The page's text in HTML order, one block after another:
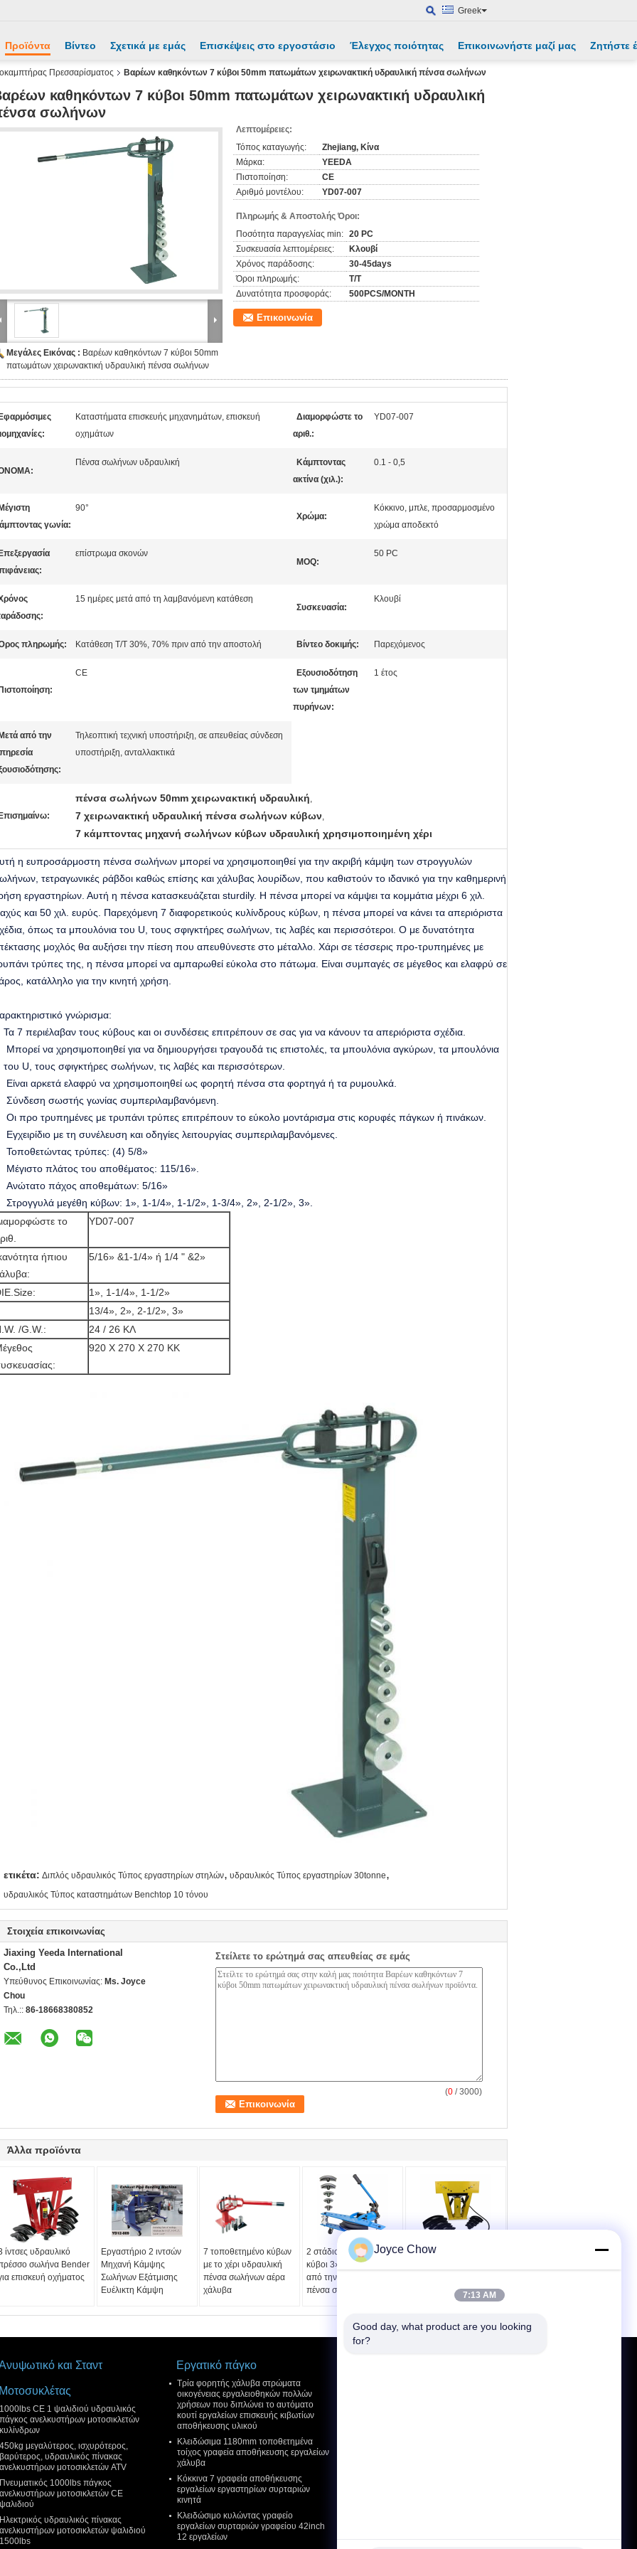
Greek
Προϊόντα Βίντεο Σχετικά με εμάς Επισκέψεις στο εργοστάσιο Έλεγχος ποιότητας Επικοινωνήστε μαζί μας Ζητήστε
Πρεσσαρίσματος Βαρέων καθηκόντων 7 κύβοι 50mm πατωμάτων χειρωνακτική υδραυλική πένσα σωλήνων
καθηκόντων 7 κύβοι 50mm πατωμάτων χειρωνακτική υδραυλική
σωλήνων
Μεγάλες Εικόνας : Βαρέων καθηκόντων 7 κύβοι 50mm
πατωμάτων χειρωνακτική υδραυλική πένσα σωλήνων
Λεπτομέρειες:
Τόπος καταγωγής:
Zhejiang, Κίνα
Μάρκα:
YEEDA
Πιστοποίηση:
CE
Αριθμό μοντέλου:
YD07-007
Πληρωμής & Αποστολής Όροι:
Ποσότητα παραγγελίας min: 20 PC
Συσκευασία λεπτομέρειες:
Κλουβί
Χρόνος παράδοσης:
30-45days
Όροι πληρωμής:
T/T
Δυνατότητα προσφοράς:
500PCS/MONTH
Επικοινωνία
Εφαρμόσιμες
Καταστήματα επισκευής μηχανημάτων, επισκευή
οχημάτων
Διαμορφώστε το
αριθ.:
YD07-007
Πένσα σωλήνων υδραυλική
Κάμπτοντας
ακτίνα (χιλ.):
0.1 - 0,5
Μέγιστη
γωνία:
90°
Χρώμα:
Κόκκινο, μπλε, προσαρμοσμένο
χρώμα αποδεκτό
Επεξεργασία
επίστρωμα σκονών
MOQ:
50 PC
15 ημέρες μετά από τη λαμβανόμενη κατάθεση
Συσκευασία:
Κλουβί
πληρωμής: Κατάθεση T/T 30%, 70% πριν από την αποστολή Βίντεο δοκιμής: Παρεχόμενος
Πιστοποίηση:
CE
Εξουσιοδότηση
των τμημάτων
πυρήνων:
1 έτος
Μετά από την
Τηλεοπτική τεχνική υποστήριξη, σε απευθείας σύνδεση
υποστήριξη, ανταλλακτικά
Επισημαίνω:
πένσα σωλήνων 50mm χειρωνακτική υδραυλική,
7 χειρωνακτική υδραυλική πένσα σωλήνων κύβων,
7 κάμπτοντας μηχανή σωλήνων κύβων υδραυλική χρησιμοποιημένη χέρι
η ευπροσάρμοστη πένσα σωλήνων μπορεί να χρησιμοποιηθεί για την ακριβή κάμψη των στρογγυλών
τετραγωνικές ράβδοι καθώς επίσης και χάλυβας λουρίδων, που καθιστούν το ιδανικό για την καθημερινή
εργαστηρίων. Αυτή η πένσα κατασκευάζεται sturdily. Η πένσα μπορεί να κάμψει τα κομμάτια μέχρι 6 χιλ.
και 50 χιλ. ευρύς. Παρεχόμενη 7 διαφορετικούς κυλίνδρους κύβων, η πένσα μπορεί να κάνει τα απεριόριστα
όπως τα μπουλόνια του U, τους σφιγκτήρες σωλήνων, τις λαβές και περισσότεροι. Ο με δυνατότητα
μοχλός θα αυξήσει την πίεση που απευθύνεστε στο μέταλλο. Χάρι σε τέσσερις προ-τρυπημένες με
τρύπες της, η πένσα μπορεί να αμπαρωθεί εύκολα στο πάτωμα. Είναι συμπαγές σε μέγεθος και ελαφρύ σε
κατάλληλο για την κινητή χρήση.
γνώρισμα:
Τα 7 περιέλαβαν τους κύβους και οι συνδέσεις επιτρέπουν σε σας για να κάνουν τα απεριόριστα σχέδια.
Μπορεί να χρησιμοποιηθεί για να δημιουργήσει τραγουδά τις επιστολές, τα μπουλόνια αγκύρων, τα μπουλόνια
του U, τους σφιγκτήρες σωλήνων, τις λαβές και περισσότερων.
Είναι αρκετά ελαφρύ να χρησιμοποιηθεί ως φορητή πένσα στα φορτηγά ή τα ρυμουλκά.
Σύνδεση σωστής γωνίας συμπεριλαμβανόμενη.
Οι προ τρυπημένες με τρυπάνι τρύπες επιτρέπουν το εύκολο μοντάρισμα στις κορυφές πάγκων ή πινάκων.
Εγχειρίδιο με τη συνέλευση και οδηγίες λειτουργίας συμπεριλαμβανόμενες.
Τοποθετώντας τρύπες: (4) 5/8»
Μέγιστο πλάτος του αποθέματος: 115/16».
Ανώτατο πάχος αποθεμάτων: 5/16»
Στρογγυλά μεγέθη κύβων: 1», 1-1/4», 1-1/2», 1-3/4», 2», 2-1/2», 3».
το
YD07-007
ήπιου
5/16» &1-1/4» ή 1/4 " &2»
1», 1-1/4», 1-1/2»
13/4», 2», 2-1/2», 3»
/G.W.:
24 / 26 ΚΛ
920 X 270 X 270 ΚΚ
ετικέτα: Διπλός υδραυλικός Τύπος εργαστηρίων στηλών, υδραυλικός Τύπος εργαστηρίων 30tonne,
υδραυλικός Τύπος καταστημάτων Benchtop 10 τόνου
Στοιχεία επικοινωνίας
Jiaxing Yeeda International
Co.,Ltd
Υπεύθυνος Επικοινωνίας: Ms. Joyce
Chou
Τηλ.:: 86-18668380852
Στείλετε το ερώτημά σας απευθείας σε εμάς
(0 / 3000)
Άλλα προϊόντα
ίντσες υδραυλικό
σωλήνα Bender
επισκευή οχήματος
Εργαστήριο 2 ιντσών
Μηχανή Κάμψης
Σωλήνων Εξάτμισης
Ευέλικτη Κάμψη
7 τοποθετημένο κύβων
με το χέρι υδραυλική
πένσα σωλήνων αέρα
χάλυβα
2 στάδιο 16 τόνος 8
κύβοι 3» αέρας πέρα
από την υδραυλική
πένσα σωλήνων
90 βαθμός 8 κύβοι 1/2»
και Σταντ
Μοτοσυκλέτας
1000lbs CE 1 ψαλιδιού υδραυλικός
πάγκος ανελκυστήρων μοτοσικλετών
κυλίνδρων
450kg μεγαλύτερος, ισχυρότερος,
βαρύτερος, υδραυλικός πίνακας
ανελκυστήρων μοτοσικλετών ATV
Πνευματικός 1000lbs πάγκος
ανελκυστήρων μοτοσικλετών CE
ψαλιδιού
Ηλεκτρικός υδραυλικός πίνακας
ανελκυστήρων μοτοσικλετών ψαλιδιού
1500lbs
Εργατικό πάγκο
Τρία φορητής χάλυβα στρώματα
οικογένειας εργαλειοθηκών πολλών
χρήσεων που διπλώνει το αυτόματο
κουτί εργαλείων επισκευής κιβωτίων
αποθήκευσης υλικού
Κλειδώσιμα 1180mm τοποθετημένα
τοίχος γραφεία αποθήκευσης εργαλείων
χάλυβα
Κόκκινα 7 γραφεία αποθήκευσης
εργαλείων εργαστηρίων συρταριών
κινητά
Κλειδώσιμο κυλώντας γραφείο
εργαλείων συρταριών γραφείου 42inch
12 εργαλείων
Joyce Chow
7:13 AM
Good day, what product are you looking
for?